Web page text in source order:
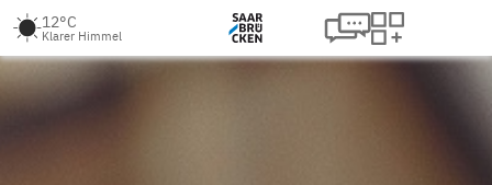
12°C
Klarer Himmel